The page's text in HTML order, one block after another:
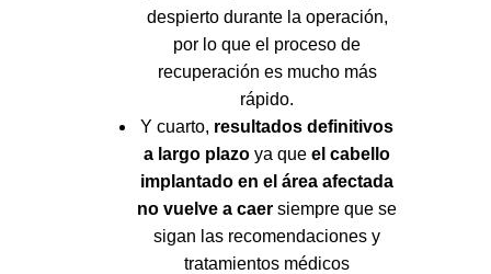
despierto durante la operación,
por lo que el proceso de
recuperación es mucho más
rápido.
Y cuarto, resultados definitivos
a largo plazo ya queel cabello
implantado en el área afectada
no vuelve a caer siempre que se
sigan las recomendaciones y
tratamientos médicos